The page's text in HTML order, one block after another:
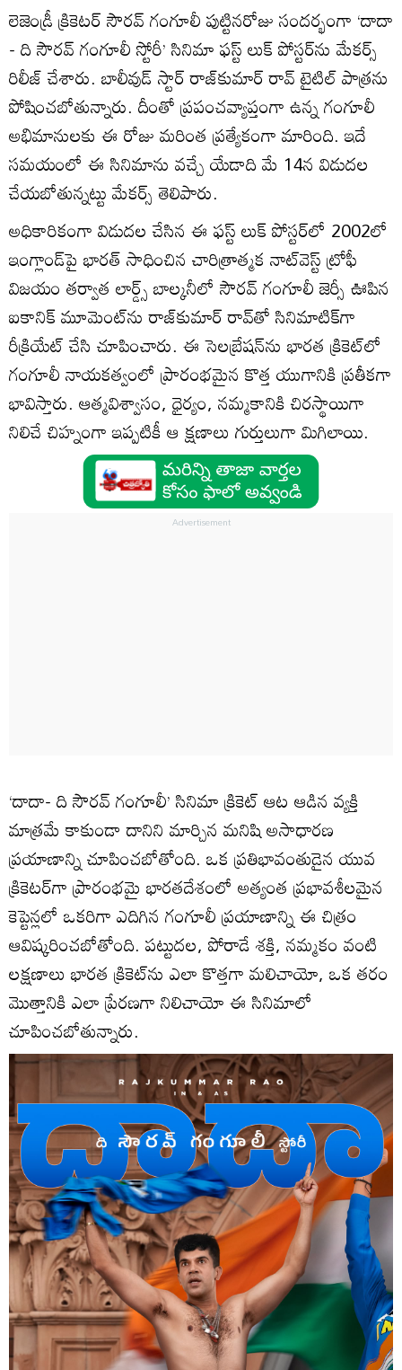
లెజెండ్రీ క్రికెటర్ సౌరవ్ గంగూలీ పుట్టినరోజు సందర్భంగా ‘దాదా
- ది సౌరవ్ గంగూలీ స్టోరీ’ సినిమా ఫస్ట్ లుక్ పోస్టర్‌ను మేక‌ర్స్
రిలీజ్ చేశారు. బాలీవుడ్ స్టార్ రాజ్‌కుమార్ రావ్ టైటిల్ పాత్రను
పోషించబోతున్నారు. దీంతో ప్రపంచవ్యాప్తంగా ఉన్న గంగూలీ
అభిమానులకు ఈ రోజు మరింత ప్రత్యేకంగా మారింది. ఇదే
సమయంలో ఈ సినిమాను వచ్చే యేడాది మే 14న విడుదల
చేయబోతున్నట్టు మేకర్స్ తెలిపారు.
అధికారికంగా విడుద‌ల చేసిన ఈ ఫస్ట్ లుక్ పోస్టర్‌లో 2002లో
ఇంగ్లాండ్‌పై భారత్ సాధించిన చారిత్రాత్మక నాట్‌వెస్ట్ ట్రోఫీ
విజయం తర్వాత లార్డ్స్ బాల్కనీలో సౌరవ్ గంగూలీ జెర్సీ ఊపిన
ఐకానిక్ మూమెంట్‌ను రాజ్‌కుమార్ రావ్‌తో సినిమాటిక్‌గా
రీక్రియేట్ చేసి చూపించారు. ఈ సెలబ్రేషన్‌ను భారత క్రికెట్‌లో
గంగూలీ నాయకత్వంలో ప్రారంభమైన కొత్త యుగానికి ప్రతీకగా
భావిస్తారు. ఆత్మవిశ్వాసం, ధైర్యం, నమ్మకానికి చిరస్థాయిగా
నిలిచే చిహ్నంగా ఇప్పటికీ ఆ క్షణాలు గుర్తులుగా మిగిలాయి.
‘దాదా- ది సౌర‌వ్ గంగూలీ’ సినిమా క్రికెట్‌ ఆట ఆడిన వ్యక్తి
మాత్రమే కాకుండా దానిని మార్చిన మనిషి అసాధారణ
ప్రయాణాన్ని చూపించబోతోంది. ఒక ప్రతిభావంతుడైన యువ
క్రికెటర్‌గా ప్రారంభమై భారతదేశంలో అత్యంత ప్రభావశీలమైన
కెప్టెన్లలో ఒకరిగా ఎదిగిన గంగూలీ ప్రయాణాన్ని ఈ చిత్రం
ఆవిష్కరించబోతోంది. పట్టుదల, పోరాడే శక్తి, నమ్మకం వంటి
లక్షణాలు భారత క్రికెట్‌ను ఎలా కొత్తగా మలిచాయో, ఒక తరం
మొత్తానికి ఎలా ప్రేరణగా నిలిచాయో ఈ సినిమాలో
చూపించబోతున్నారు.